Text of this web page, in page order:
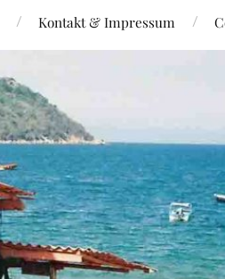
Kontakt & Impressum